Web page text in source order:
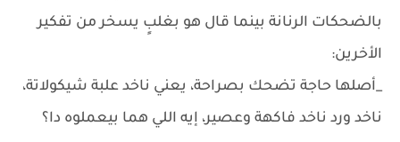
بالضحكات الرنانة بينما قال هو بغلبٍ يسخر من تفكير
الأخرين:
_أصلها حاجة تضحك بصراحة، يعني ناخد علبة شيكولاتة،
ناخد ورد ناخد فاكهة وعصير، إيه اللي هما بيعملوه دا؟